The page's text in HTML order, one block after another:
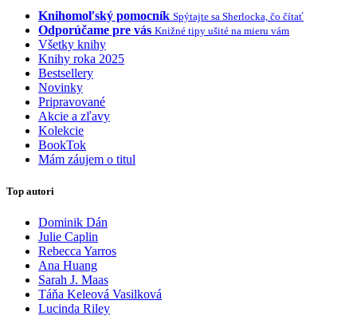
Knihomoľský pomocník Spýtajte sa Sherlocka, čo čítať
Odporúčame pre vás Knižné tipy ušité na mieru vám
Všetky knihy
Knihy roka 2025
Bestsellery
Novinky
Pripravované
Akcie a zľavy
Kolekcie
BookTok
Mám záujem o titul
Top autori
Dominik Dán
Julie Caplin
Rebecca Yarros
Ana Huang
Sarah J. Maas
Táňa Keleová Vasilková
Lucinda Riley